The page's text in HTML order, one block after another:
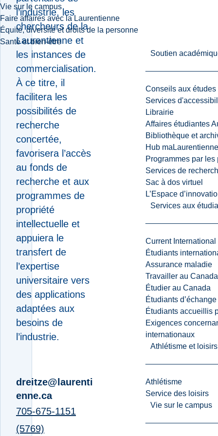
Vie sur le campus
Faire affaires avec la Laurentienne
Équité, diversité et droits de la personne
Santé et bien-être
Soutien
Conseils aux études
Services
Librairie
Affaires étudiantes
Bibliothèque et
Hub maLaurentienne
Programmes par les
Services de
Sac à dos virtuel
L’Espace
Services aux
Current International
Étudiants
Assurance maladie
Travailler au Canada
Étudier au Canada
Étudiants
Étudiants accueillis
Exigences
internationaux
Athlétisme et
Athlétisme
Service des loisirs
Vie sur le campus
l’industrie, les
chercheurs de la
Laurentienne et
les instances de
commercialisation.
À ce titre, il
facilitera les
possibilités de
recherche
concertée,
favorisera l’accès
au fonds de
recherche et aux
programmes de
propriété
intellectuelle et
appuiera le
transfert de
l’expertise
universitaire vers
des applications
adaptées aux
besoins de
l’industrie.
dreitze@laurenti
enne.ca
705-675-1151
(5769)